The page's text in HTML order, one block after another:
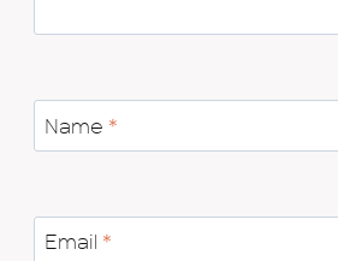
Name *
Email *